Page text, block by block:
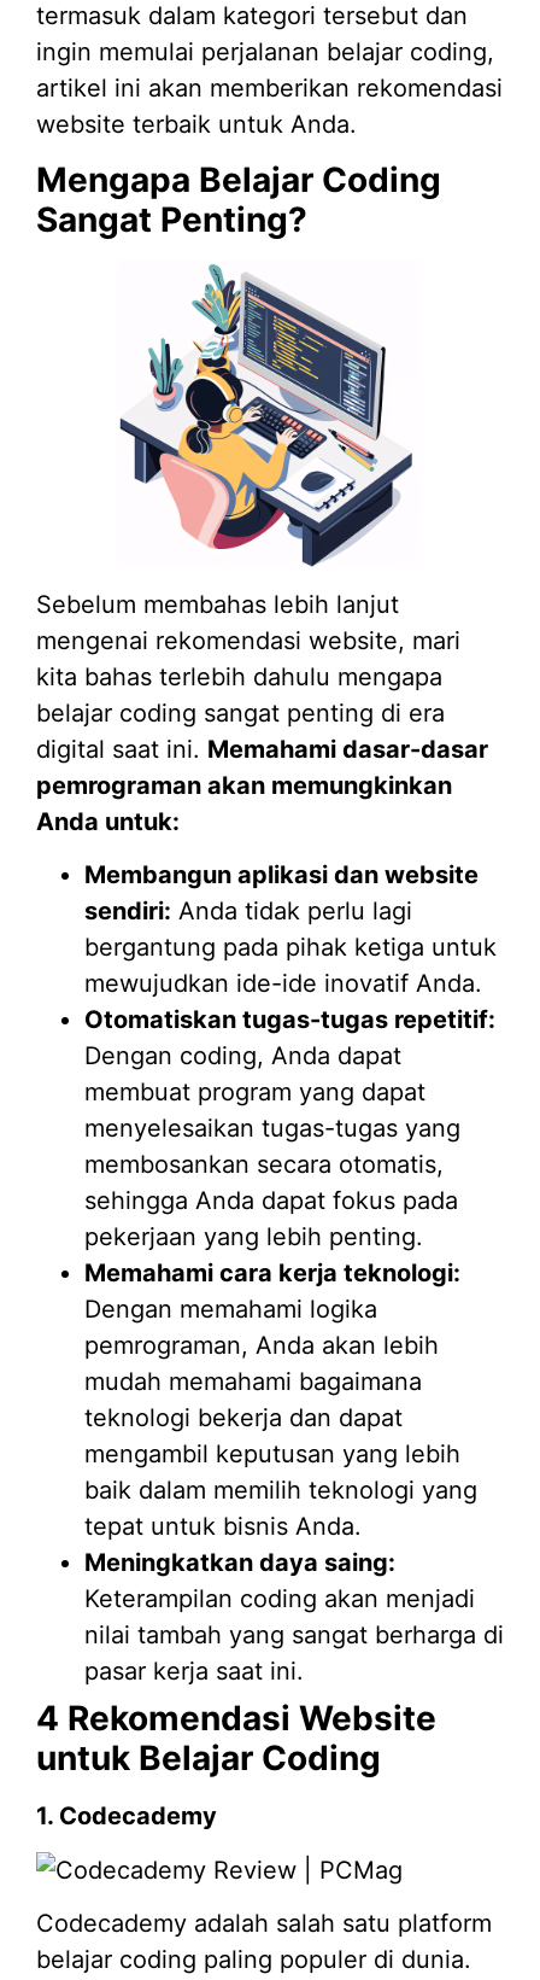
termasuk dalam kategori tersebut dan
ingin memulai perjalanan belajar coding,
artikel ini akan memberikan rekomendasi
website terbaik untuk Anda.
Mengapa Belajar Coding
Sangat Penting?
Sebelum membahas lebih lanjut
mengenai rekomendasi website, mari
kita bahas terlebih dahulu mengapa
belajar coding sangat penting di era
digital saat ini. Memahami dasar-dasar
pemrograman akan memungkinkan
Anda untuk:
Membangun aplikasi dan website
sendiri: Anda tidak perlu lagi
bergantung pada pihak ketiga untuk
mewujudkan ide-ide inovatif Anda.
Otomatiskan tugas-tugas repetitif:
Dengan coding, Anda dapat
membuat program yang dapat
menyelesaikan tugas-tugas yang
membosankan secara otomatis,
sehingga Anda dapat fokus pada
pekerjaan yang lebih penting.
Memahami cara kerja teknologi:
Dengan memahami logika
pemrograman, Anda akan lebih
mudah memahami bagaimana
teknologi bekerja dan dapat
mengambil keputusan yang lebih
baik dalam memilih teknologi yang
tepat untuk bisnis Anda.
Meningkatkan daya saing:
Keterampilan coding akan menjadi
nilai tambah yang sangat berharga di
pasar kerja saat ini.
4 Rekomendasi Website
untuk Belajar Coding
1. Codecademy
Codecademy adalah salah satu platform
belajar coding paling populer di dunia.